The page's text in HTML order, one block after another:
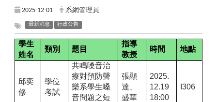
2025-12-01 系網管理員
最新消息 行政公告
學生
姓名
類別 題目
指導
教授
時間 地點
邱奕
修
學位
考試
共鳴嗓音治
療對預防聲
樂系學生嗓
音問題之短
張顯
達、
盛華
2025.
12.19
18:00
I306